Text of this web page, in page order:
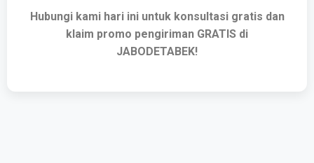
Hubungi kami hari ini untuk konsultasi gratis dan
klaim promo pengiriman GRATIS di
JABODETABEK!